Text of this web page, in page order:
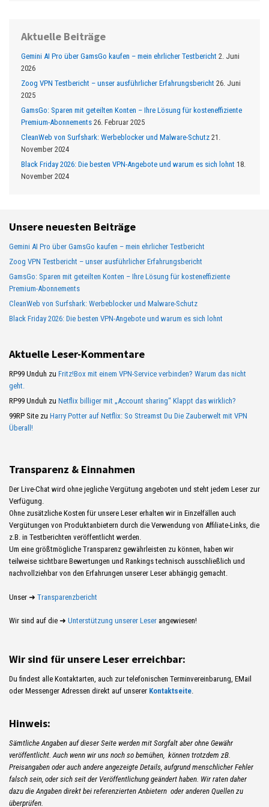
Aktuelle Beiträge
Gemini AI Pro über GamsGo kaufen – mein ehrlicher Testbericht 2. Juni
2026
Zoog VPN Testbericht – unser ausführlicher Erfahrungsbericht 26. Juni
2025
GamsGo: Sparen mit geteilten Konten – Ihre Lösung für kosteneffiziente
Premium-Abonnements 26. Februar 2025
CleanWeb von Surfshark: Werbeblocker und Malware-Schutz 21.
November 2024
Black Friday 2026: Die besten VPN-Angebote und warum es sich lohnt 18.
November 2024
Unsere neuesten Beiträge
Gemini AI Pro über GamsGo kaufen – mein ehrlicher Testbericht
Zoog VPN Testbericht – unser ausführlicher Erfahrungsbericht
GamsGo: Sparen mit geteilten Konten – Ihre Lösung für kosteneffiziente
Premium-Abonnements
CleanWeb von Surfshark: Werbeblocker und Malware-Schutz
Black Friday 2026: Die besten VPN-Angebote und warum es sich lohnt
Aktuelle Leser-Kommentare
RP99 Unduh zu Fritz!Box mit einem VPN-Service verbinden? Warum das nicht
geht.
RP99 Unduh zu Netflix billiger mit „Account sharing“ Klappt das wirklich?
99RP Site zu Harry Potter auf Netflix: So Streamst Du Die Zauberwelt mit VPN
Überall!
Transparenz & Einnahmen
Der Live-Chat wird ohne jegliche Vergütung angeboten und steht jedem Leser zur
Verfügung.
Ohne zusätzliche Kosten für unsere Leser erhalten wir in Einzelfällen auch
Vergütungen von Produktanbietern durch die Verwendung von Affiliate-Links, die
z.B. in Testberichten veröffentlicht werden.
Um eine größtmögliche Transparenz gewährleisten zu können, haben wir
teilweise sichtbare Bewertungen und Rankings technisch ausschließlich und
nachvollziehbar von den Erfahrungen unserer Leser abhängig gemacht.
Unser ➜ Transparenzbericht
Wir sind auf die ➜ Unterstützung unserer Leser angewiesen!
Wir sind für unsere Leser erreichbar:
Du findest alle Kontaktarten, auch zur telefonischen Terminvereinbarung, EMail
oder Messenger Adressen direkt auf unserer Kontaktseite.
Hinweis:
Sämtliche Angaben auf dieser Seite werden mit Sorgfalt aber ohne Gewähr
veröffentlicht. Auch wenn wir uns noch so bemühen, können trotzdem zB.
Preisangaben oder auch andere angezeigte Details, aufgrund menschlicher Fehler
falsch sein, oder sich seit der Veröffentlichung geändert haben. Wir raten daher
dazu die Angaben direkt bei referenzierten Anbietern oder anderen Quellen zu
überprüfen.